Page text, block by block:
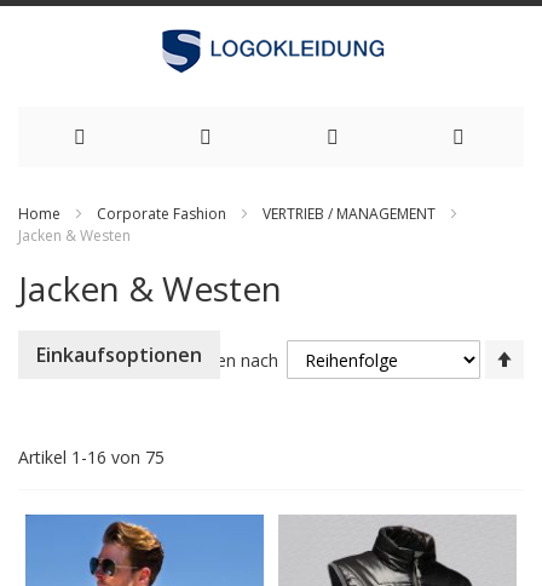
Inhalt
springen
Home Corporate Fashion
VERTRIEB / MANAGEMENT
Jacken & Westen
Jacken & Westen
Artikel 1 -16 von 75
Sortieren nach
Einkaufsoptionen